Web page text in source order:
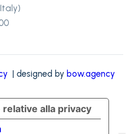
| designed by bow.agency
alla privacy